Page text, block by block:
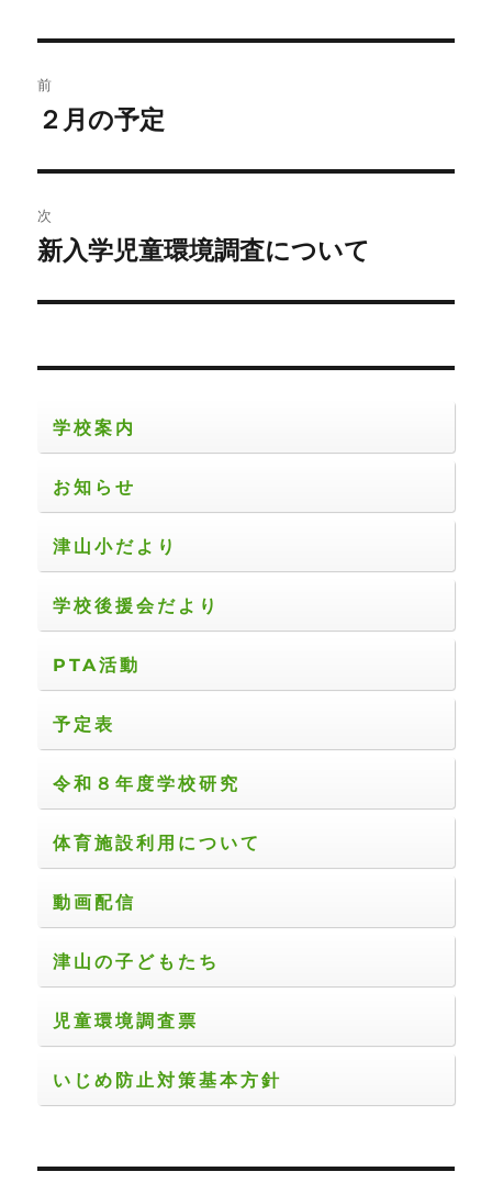
稿
ビ
ゲ
ー
ン
前
前
投
稿:
２月の予定
次
次
投
新入学児童環境調査について
学校案内
お知らせ
津山小だより
学校後援会だより
PTA活動
予定表
令和８年度学校研究
体育施設利用について
動画配信
津山の子どもたち
児童環境調査票
いじめ防止対策基本方針